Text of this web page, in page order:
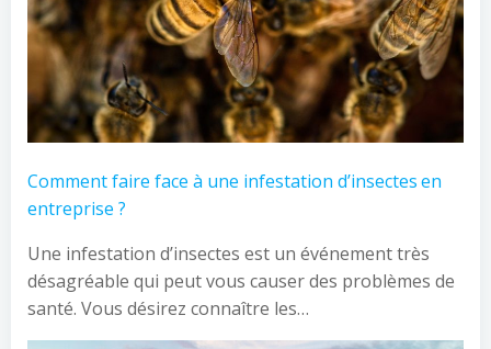
Comment faire face à une infestation d’insectes en
entreprise ?
Une infestation d’insectes est un événement très
désagréable qui peut vous causer des problèmes de
santé. Vous désirez connaître les…